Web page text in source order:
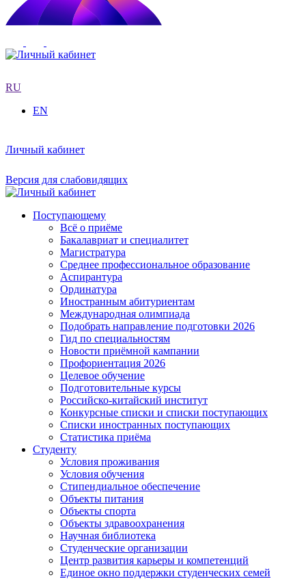
RU
EN
Личный кабинет
Версия для слабовидящих
Поступающему
Всё о приёме
Бакалавриат и специалитет
Магистратура
Среднее профессиональное образование
Аспирантура
Ординатура
Иностранным абитуриентам
Международная олимпиада
Подобрать направление подготовки 2026
Гид по специальностям
Новости приёмной кампании
Профориентация 2026
Целевое обучение
Подготовительные курсы
Российско-китайский институт
Конкурсные списки и списки поступающих
Списки иностранных поступающих
Статистика приёма
Студенту
Условия проживания
Условия обучения
Стипендиальное обеспечение
Объекты питания
Объекты спорта
Объекты здравоохранения
Научная библиотека
Студенческие организации
Центр развития карьеры и компетенций
Единое окно поддержки студенческих семей